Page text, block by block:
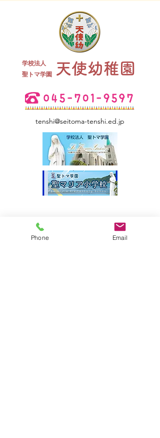
夏祭り 全学年
学校法人
​聖トマ学園
天使幼稚園
tenshi@seitoma-tenshi.ed.jp
●園について
Phone Email